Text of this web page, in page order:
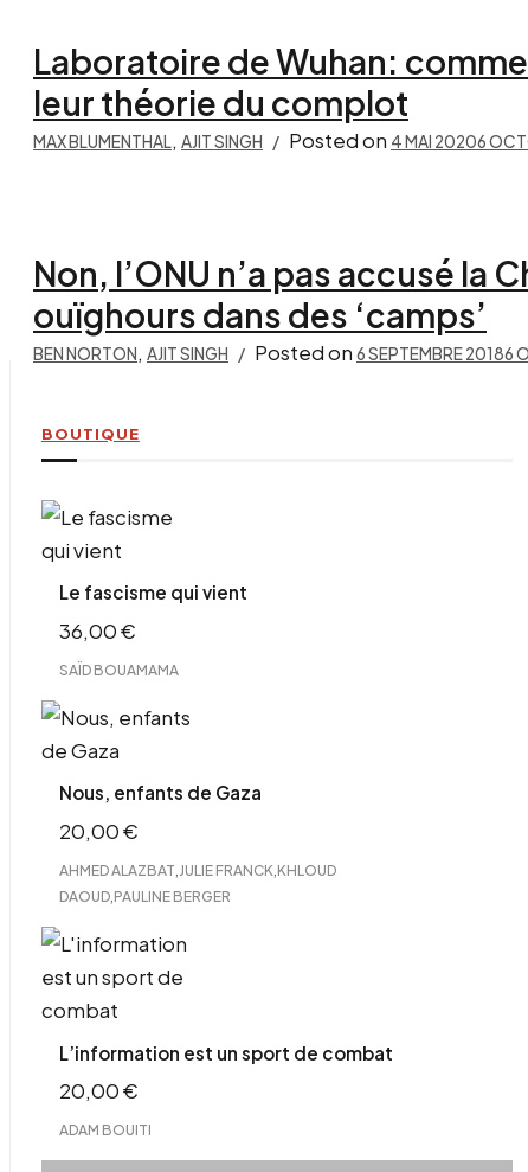
Laboratoire de Wuhan:
leur théorie du complot
MAX BLUMENTHAL, AJIT SINGH Posted on 4 MAI 20206
Non, l’ONU n’a pas accusé la
ouïghours dans des ‘camps’
BEN NORTON, AJIT SINGH Posted on 6 SEPTEMBRE 20186
BOUTIQUE
Le fascisme qui vient
36,00€
SAÏD BOUAMAMA
Nous, enfants de Gaza
20,00€
AHMED ALAZBAT JULIE FRANCK KHLOUD
DAOUD, PAULINE BERGER
L’information est un sport de combat
20,00€
ADAM BOUITI